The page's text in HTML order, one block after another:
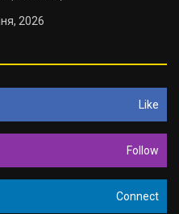
2026
Like
Follow
Connect